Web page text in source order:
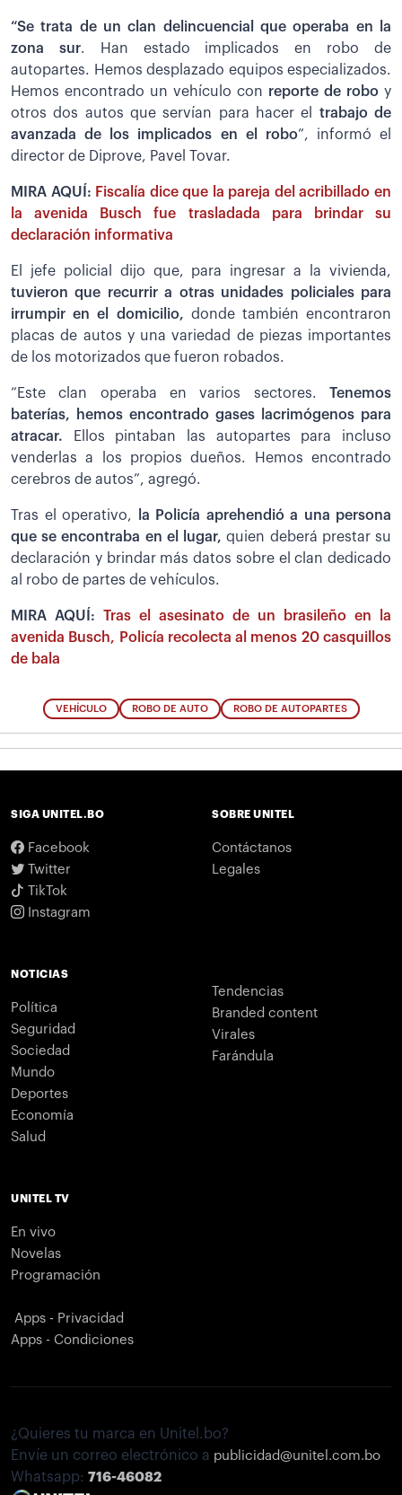
“Se trata de un clan delincuencial que operaba en la
zona sur. Han estado implicados en robo de
autopartes. Hemos desplazado equipos especializados.
Hemos encontrado un vehículo con reporte de robo y
otros dos autos que servían para hacer el trabajo de
avanzada de los implicados en el robo”, informó el
director de Diprove, Pavel Tovar.
MIRA AQUÍ: Fiscalía dice que la pareja del acribillado en
la avenida Busch fue trasladada para brindar su
declaración informativa
El jefe policial dijo que, para ingresar a la vivienda,
tuvieron que recurrir a otras unidades policiales para
irrumpir en el domicilio, donde también encontraron
placas de autos y una variedad de piezas importantes
de los motorizados que fueron robados.
“Este clan operaba en varios sectores. Tenemos
baterías, hemos encontrado gases lacrimógenos para
atracar.
Ellos pintaban las autopartes para incluso
venderlas a los propios dueños. Hemos encontrado
cerebros de autos”, agregó.
Tras el operativo, la Policía aprehendió a una persona
que se encontraba en el lugar,quien deberá prestar su
declaración y brindar más datos sobre el clan dedicado
al robo de partes de vehículos.
MIRA AQUÍ: Tras el asesinato de un brasileño en la
avenida Busch, Policía recolecta al menos 20 casquillos
de bala
VEHÍCULO ROBO DE AUTO ROBO DE AUTOPARTES
SIGA UNITEL.BO
Facebook
Twitter
TikTok
Instagram
SOBRE UNITEL
Contáctanos
Legales
NOTICIAS
Política
Seguridad
Sociedad
Mundo
Deportes
Economía
Salud
Tendencias
Branded content
Virales
Farándula
UNITEL TV
En vivo
Novelas
Programación
Apps - Privacidad
Apps - Condiciones
¿Quieres tu marca en Unitel.bo?
Envíe un correo electrónico a publicidad@unitel.com.bo
Whatsapp: 716-46082